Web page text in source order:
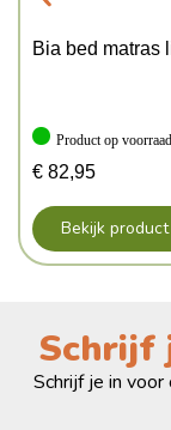
Bia bed matras
Product op voorraad
€ 82,95
Bekijk product
Schrijf
Schrijf je in